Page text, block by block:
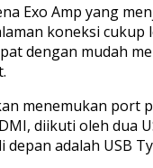
Exo Amp yang
koneksi cukup
dengan mudah
menemukan port
diikuti oleh dua
depan adalah USB